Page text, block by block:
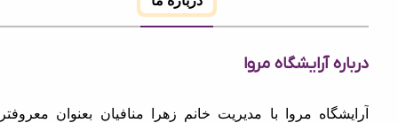
آرایشگاه مروا
مروا با مدیریت خانم زهرا منافیان بعنوان معروفترین